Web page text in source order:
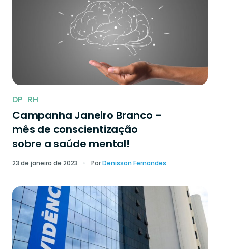
DP RH
Campanha Janeiro Branco –
mês de conscientização
sobre a saúde mental!
23 de janeiro de 2023 PorDenisson Fernandes